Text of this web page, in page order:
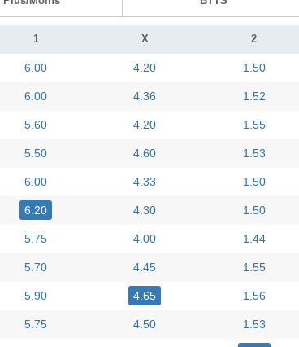
1 X 2
6.00 4.20 1.50
6.00 4.36 1.52
5.60 4.20 1.55
5.50 4.60 1.53
6.00 4.33 1.50
6.20 4.30 1.50
5.75 4.00 1.44
5.70 4.45 1.55
5.90 4.65 1.56
5.75 4.50 1.53